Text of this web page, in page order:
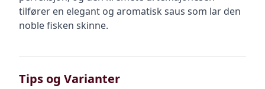
tilfører en elegant og aromatisk saus som lar den
noble fisken skinne.
Tips og Varianter